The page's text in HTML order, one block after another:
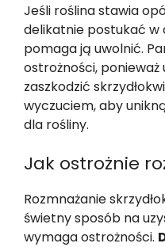
Jeśli roślina stawia
delikatnie postukać w
pomaga ją uwolnić.
ostrożności, ponieważ
zaszkodzić
wyczuciem, aby
dla rośliny.
Jak ostrożnie
Rozmnażanie
świetny sposób na
wymaga ostrożności.